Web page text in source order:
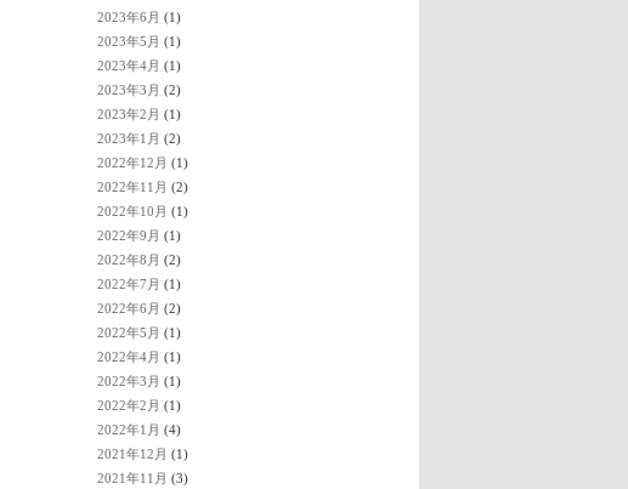
2023年6月 (1)
2023年5月 (1)
2023年4月 (1)
2023年3月 (2)
2023年2月 (1)
2023年1月 (2)
2022年12月 (1)
2022年11月 (2)
2022年10月 (1)
2022年9月 (1)
2022年8月 (2)
2022年7月 (1)
2022年6月 (2)
2022年5月 (1)
2022年4月 (1)
2022年3月 (1)
2022年2月 (1)
2022年1月 (4)
2021年12月 (1)
2021年11月 (3)